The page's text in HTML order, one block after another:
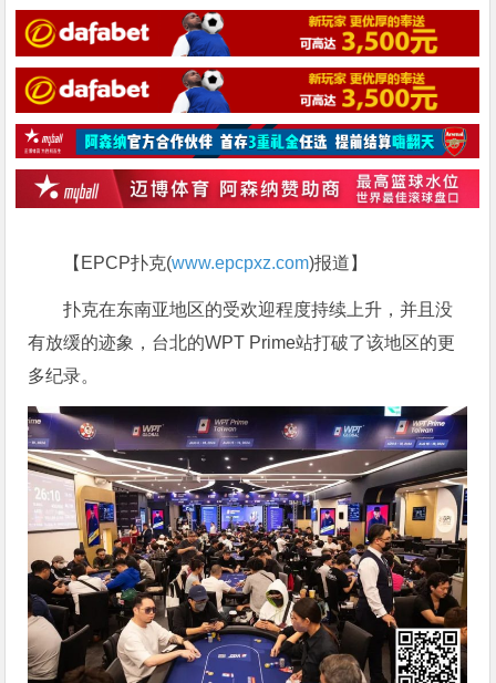
【EPCP扑克(www.epcpxz.com)报道】
扑克在东南亚地区的受欢迎程度持续上升，并且没
有放缓的迹象，台北的WPT Prime站打破了该地区的更
多纪录。